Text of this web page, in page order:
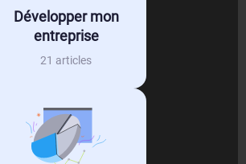
Développer mon
entreprise
21 articles